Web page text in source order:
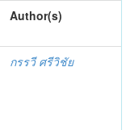
Author(s)
กรรวี ศรีวิชัย